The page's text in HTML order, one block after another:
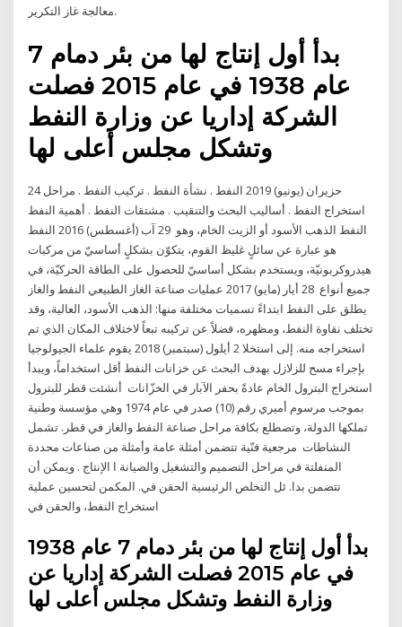
معالجة غاز التكرير.
بدأ أول إنتاج لها من بئر دمام 7
عام 1938 في عام 2015 فصلت
الشركة إداريا عن وزارة النفط
وتشكل مجلس أعلى لها
24 حزيران (يونيو) 2019 النفط . نشأة النفط . تركيب النفط . مراحل
استخراج النفط . أساليب البحث والتنقيب . مشتقات النفط . أهمية النفط
النفط الذهب الأسود أو الزيت الخام، وهو 29 آب (أغسطس) 2016 النفط
هو عبارة عن سائلٍ غليظ القوم، يتكوّن بشكلٍ أساسيّ من مركبات
هيدروكربونيّة، ويستخدم بشكل أساسيّ للحصول على الطاقة الحركيّة، في
جميع أنواع 28 أيار (مايو) 2017 عمليات صناعة الغاز الطبيعي النفط والغاز
يطلق على النفط ابتداءً تسميات مختلفة منها: الذهب الأسود، العالية، وقد
تختلف نقاوة النفط، ومظهره، فضلاً عن تركيبه تبعاً لاختلاف المكان الذي تم
استخراجه منه. إلى استخلا 2 أيلول (سبتمبر) 2018 يقوم علماء الجيولوجيا
بإجراء مسح للزلازل بهدف البحث عن خزانات النفط أقل استخداماً، ويبدأ
استخراج البترول الخام عادةً بحفر الآبار في الخزّانات أنشئت قطر للبترول
بموجب مرسوم أميري رقم (10) صدر في عام 1974 وهي مؤسسة وطنية
تملكها الدولة، وتضطلع بكافة مراحل صناعة النفط والغاز في قطر. تشمل
النشاطات ﻣﺮﺟﻌﻴﺔ ﻓﻨّﻴﺔ ﺗﺘﻀﻤﻦ أﻣﺜﻠﺔ ﻋﺎﻣﺔ وأﻣﺜﻠﺔ ﻣﻦ ﺻﻨﺎﻋﺎت ﻣﺤﺪدة
اﻟﻤﻨﻔﻠﺘﺔ ﻓﻲ ﻣﺮاﺣﻞ اﻟﺘﺼﻤﻴﻢ واﻟﺘﺸﻐﻴﻞ واﻟﺼﻴﺎﻧﺔ ا اﻹﻧﺘﺎج . وﻳﻤﻜﻦ أن
ﺗﺘﻀﻤﻦ ﺑﺪا. ﺋﻞ اﻟﺘﺨﻠﺺ اﻟﺮﺋﻴﺴﻴﺔ اﻟﺤﻘﻦ ﻓﻲ. اﻟﻤﻜﻤﻦ ﻟﺘﺤﺴﻴﻦ ﻋﻤﻠﻴﺔ
بدأ أول إنتاج لها من بئر دمام 7 عام 1938
في عام 2015 فصلت الشركة إداريا عن
وزارة النفط وتشكل مجلس أعلى لها